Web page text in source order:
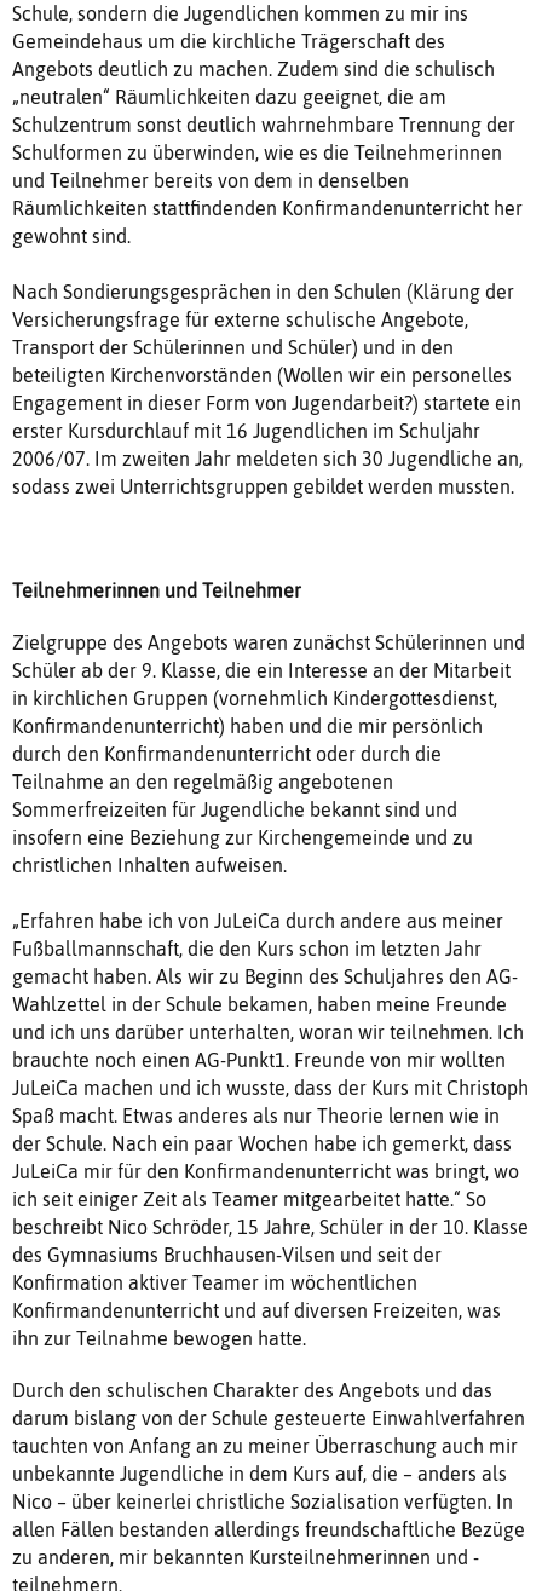
Schule, sondern die Jugendlichen kommen zu mir ins
Gemeindehaus um die kirchliche Trägerschaft des
Angebots deutlich zu machen. Zudem sind die schulisch
„neutralen“ Räumlichkeiten dazu geeignet, die am
Schulzentrum sonst deutlich wahrnehmbare Trennung der
Schulformen zu überwinden, wie es die Teilnehmerinnen
und Teilnehmer bereits von dem in denselben
Räumlichkeiten stattfindenden Konfirmandenunterricht her
gewohnt sind.
Nach Sondierungsgesprächen in den Schulen (Klärung der
Versicherungsfrage für externe schulische Angebote,
Transport der Schülerinnen und Schüler) und in den
beteiligten Kirchenvorständen (Wollen wir ein personelles
Engagement in dieser Form von Jugendarbeit?) startete ein
erster Kursdurchlauf mit 16 Jugendlichen im Schuljahr
2006/07. Im zweiten Jahr meldeten sich 30 Jugendliche an,
sodass zwei Unterrichtsgruppen gebildet werden mussten.
Teilnehmerinnen und Teilnehmer
Zielgruppe des Angebots waren zunächst Schülerinnen und
Schüler ab der 9. Klasse, die ein Interesse an der Mitarbeit
in kirchlichen Gruppen (vornehmlich Kindergottesdienst,
Konfirmandenunterricht) haben und die mir persönlich
durch den Konfirmandenunterricht oder durch die
Teilnahme an den regelmäßig angebotenen
Sommerfreizeiten für Jugendliche bekannt sind und
insofern eine Beziehung zur Kirchengemeinde und zu
christlichen Inhalten aufweisen.
„Erfahren habe ich von JuLeiCa durch andere aus meiner
Fußballmannschaft, die den Kurs schon im letzten Jahr
gemacht haben. Als wir zu Beginn des Schuljahres den AG-
Wahlzettel in der Schule bekamen, haben meine Freunde
und ich uns darüber unterhalten, woran wir teilnehmen. Ich
brauchte noch einen AG-Punkt1. Freunde von mir wollten
JuLeiCa machen und ich wusste, dass der Kurs mit Christoph
Spaß macht. Etwas anderes als nur Theorie lernen wie in
der Schule. Nach ein paar Wochen habe ich gemerkt, dass
JuLeiCa mir für den Konfirmandenunterricht was bringt, wo
ich seit einiger Zeit als Teamer mitgearbeitet hatte.“ So
beschreibt Nico Schröder, 15 Jahre, Schüler in der 10. Klasse
des Gymnasiums Bruchhausen-Vilsen und seit der
Konfirmation aktiver Teamer im wöchentlichen
Konfirmandenunterricht und auf diversen Freizeiten, was
ihn zur Teilnahme bewogen hatte.
Durch den schulischen Charakter des Angebots und das
darum bislang von der Schule gesteuerte Einwahlverfahren
tauchten von Anfang an zu meiner Überraschung auch mir
unbekannte Jugendliche in dem Kurs auf, die – anders als
Nico – über keinerlei christliche Sozialisation verfügten. In
allen Fällen bestanden allerdings freundschaftliche Bezüge
zu anderen, mir bekannten Kursteilnehmerinnen und -
teilnehmern.